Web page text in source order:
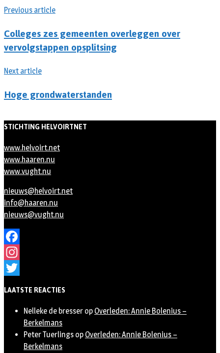
Previous article
Colleges zes gemeenten overleggen over
vervolgstappen opsplitsing
Next article
Hoge grondwaterstanden
STICHTING HELVOIRTNET
www.helvoirt.net
www.haaren.nu
www.vught.nu
nieuws@helvoirt.net
info@haaren.nu
nieuws@vught.nu
Facebook
Instagram
LAATSTE REACTIES
Nelleke de bresser op Overleden: Annie Bolenius –
Berkelmans
Peter Tuerlings op Overleden: Annie Bolenius –
Berkelmans